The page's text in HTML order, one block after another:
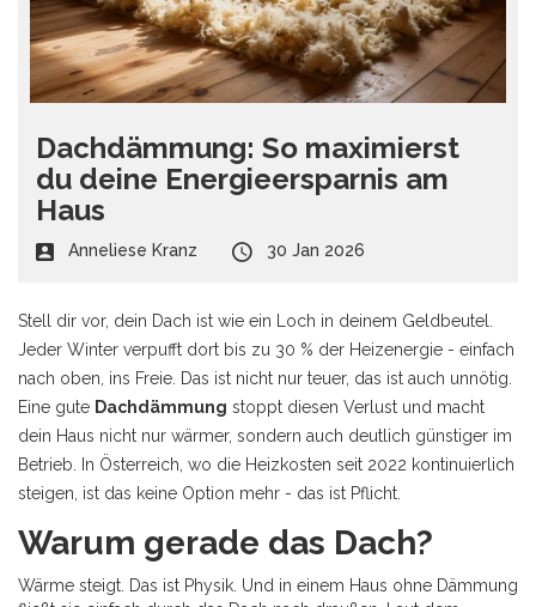
Dachdämmung: So maximierst
du deine Energieersparnis am
Haus
Anneliese Kranz 30 Jan 2026
Stell dir vor, dein Dach ist wie ein Loch in deinem Geldbeutel.
Jeder Winter verpufft dort bis zu 30 % der Heizenergie - einfach
nach oben, ins Freie. Das ist nicht nur teuer, das ist auch unnötig.
Eine gute Dachdämmung stoppt diesen Verlust und macht
dein Haus nicht nur wärmer, sondern auch deutlich günstiger im
Betrieb. In Österreich, wo die Heizkosten seit 2022 kontinuierlich
steigen, ist das keine Option mehr - das ist Pflicht.
Warum gerade das Dach?
Wärme steigt. Das ist Physik. Und in einem Haus ohne Dämmung